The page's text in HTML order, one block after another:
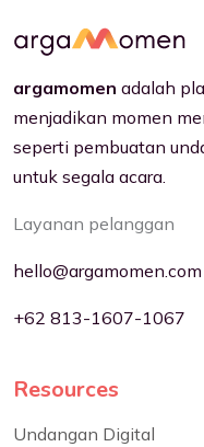
argamomen adalah
menjadikan momen
seperti pembuatan
untuk segala acara.
Layanan pelanggan
hello@argamomen.com
+62 813-1607-1067
Resources
Undangan Digital